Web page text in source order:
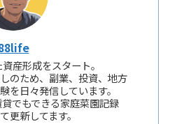
産形成をスタート。
のため、副業、投資、地方
を日々発信しています。
でもできる家庭菜園記録
更新してます。